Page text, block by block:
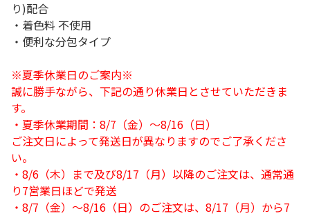
り)配合
・着色料 不使用
・便利な分包タイプ
※夏季休業日のご案内※
誠に勝手ながら、下記の通り休業日とさせていただきま
す。
・夏季休業期間：8/7（金）～8/16（日）
ご注文日によって発送日が異なりますのでご了承くださ
い。
・8/6（木）まで及び8/17（月）以降のご注文は、通常通
り7営業日ほどで発送
・8/7（金）～8/16（日）のご注文は、8/17（月）から7